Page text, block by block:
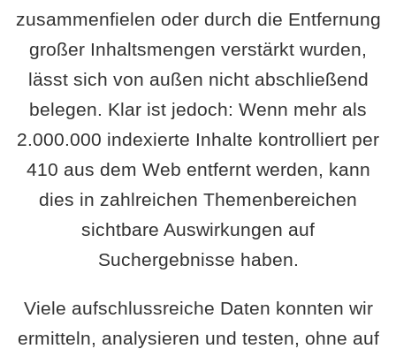
zusammenfielen oder durch die Entfernung
großer Inhaltsmengen verstärkt wurden,
lässt sich von außen nicht abschließend
belegen. Klar ist jedoch: Wenn mehr als
2.000.000 indexierte Inhalte kontrolliert per
410 aus dem Web entfernt werden, kann
dies in zahlreichen Themenbereichen
sichtbare Auswirkungen auf
Suchergebnisse haben.
Viele aufschlussreiche Daten konnten wir
ermitteln, analysieren und testen, ohne auf